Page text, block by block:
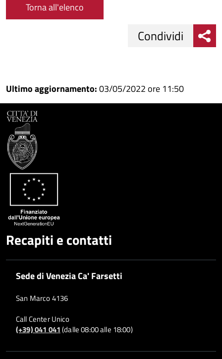
Torna all'elenco
su
Facebook
Condividi
su
Condividi
Condividi
Ultimo aggiornamento:03/05/2022 ore 11:50
Recapiti e contatti
Sede di Venezia Ca' Farsetti
San Marco 4136
Call Center Unico
(+39) 041 041(dalle 08:00 alle 18:00)